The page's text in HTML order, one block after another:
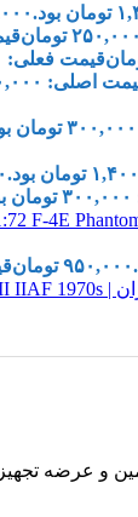
۲۵۰,۰۰۰ تومان
قیمت فعلی: ۱۵۰,۰۰۰ تومان.
اصلی: ۳,۲۰۰,۰۰۰ تومان بود.
۹۵۰,۰۰۰ تومان
, تأمین و